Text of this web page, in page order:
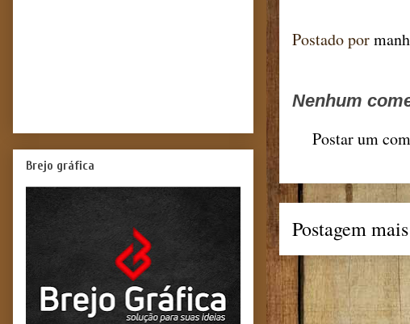
Postado por
Nenhum
Postar um
Postagem
Brejo gráfica